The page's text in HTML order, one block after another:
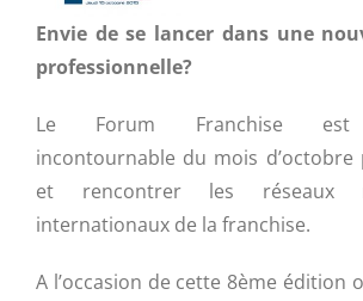
Envie de se lancer dans une
professionnelle?
Le Forum Franchise est
incontournable du mois
et rencontrer les réseaux
internationaux de la franchise.
A l’occasion de cette 8ème édition